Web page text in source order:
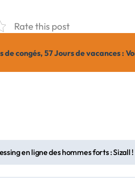
Rate this post
de congés, 57 Jours de vacances :
en ligne des hommes forts : Sizall !